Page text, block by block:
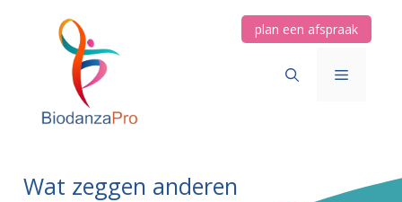
plan een afspraak
Menu
Wat zeggen anderen